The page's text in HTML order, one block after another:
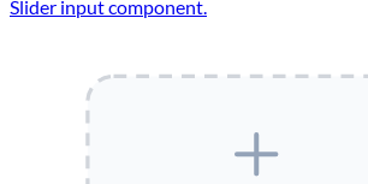
Slider input component.